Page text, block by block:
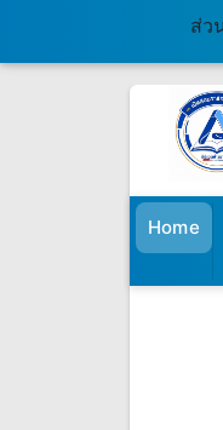
ส่ว
Home(เ